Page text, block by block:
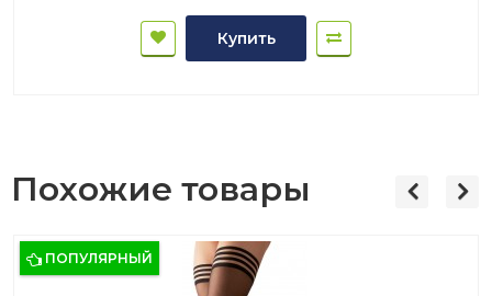
Купить
Похожие товары
ПОПУЛЯРНЫЙ